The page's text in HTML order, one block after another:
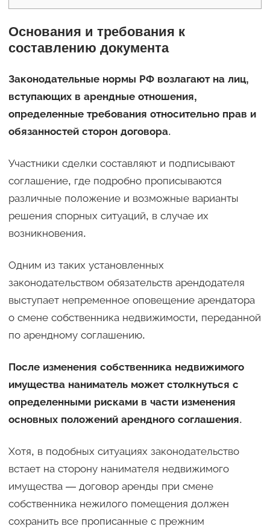
Основания и требования к
составлению документа
Законодательные нормы РФ возлагают на лиц,
вступающих в арендные отношения,
определенные требования относительно прав и
обязанностей сторон договора.
Участники сделки составляют и подписывают
соглашение, где подробно прописываются
различные положение и возможные варианты
решения спорных ситуаций, в случае их
возникновения.
Одним из таких установленных
законодательством обязательств арендодателя
выступает непременное оповещение арендатора
о смене собственника недвижимости, переданной
по арендному соглашению.
После изменения собственника недвижимого
имущества наниматель может столкнуться с
определенными рисками в части изменения
основных положений арендного соглашения.
Хотя, в подобных ситуациях законодательство
встает на сторону нанимателя недвижимого
имущества — договор аренды при смене
собственника нежилого помещения должен
сохранить все прописанные с прежним